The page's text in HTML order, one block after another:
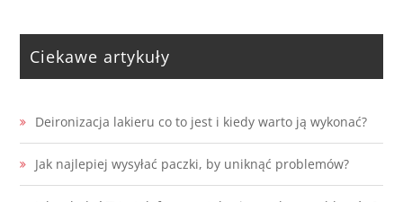
Ciekawe artykuły
Deironizacja lakieru co to jest i kiedy warto ją wykonać?
Jak najlepiej wysyłać paczki, by uniknąć problemów?